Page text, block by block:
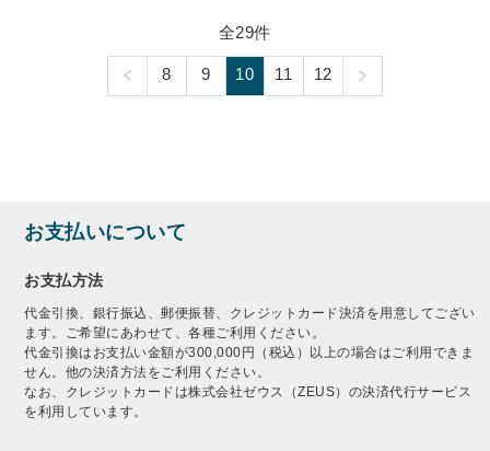
全29件
8 9 10 11 12
お支払いについて
お支払方法
代金引換、銀行振込、郵便振替、クレジットカード決済を用意してござい
ます。ご希望にあわせて、各種ご利用ください。
代金引換はお支払い金額が300,000円（税込）以上の場合はご利用できま
せん。他の決済方法をご利用ください。
なお、クレジットカードは株式会社ゼウス（ZEUS）の決済代行サービス
を利用しています。